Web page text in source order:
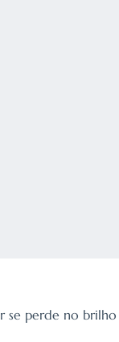
perde no